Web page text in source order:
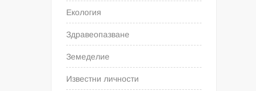
Екология
Здравеопазване
Земеделие
Известни личности